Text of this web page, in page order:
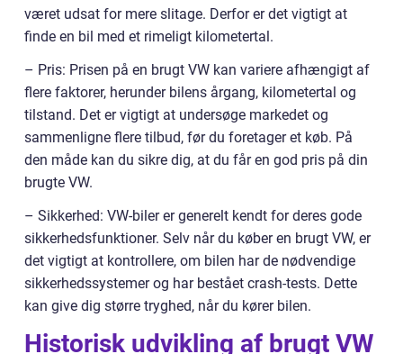
været udsat for mere slitage. Derfor er det vigtigt at
finde en bil med et rimeligt kilometertal.
– Pris: Prisen på en brugt VW kan variere afhængigt af
flere faktorer, herunder bilens årgang, kilometertal og
tilstand. Det er vigtigt at undersøge markedet og
sammenligne flere tilbud, før du foretager et køb. På
den måde kan du sikre dig, at du får en god pris på din
brugte VW.
– Sikkerhed: VW-biler er generelt kendt for deres gode
sikkerhedsfunktioner. Selv når du køber en brugt VW, er
det vigtigt at kontrollere, om bilen har de nødvendige
sikkerhedssystemer og har bestået crash-tests. Dette
kan give dig større tryghed, når du kører bilen.
Historisk udvikling af brugt VW